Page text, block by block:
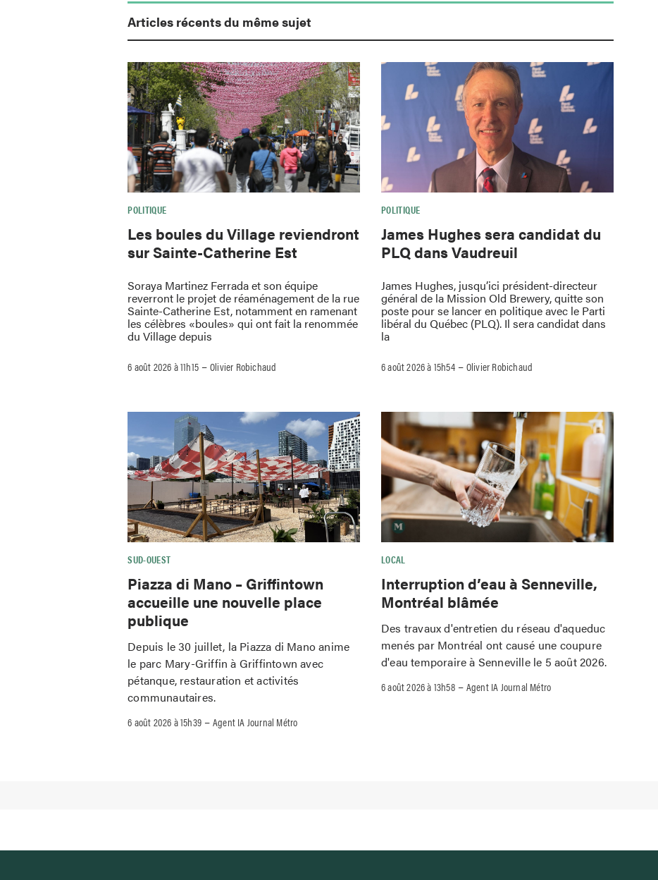
Articles récents du même sujet
POLITIQUE
Les boules du Village reviendront
sur Sainte-Catherine Est
Soraya Martinez Ferrada et son équipe
reverront le projet de réaménagement de la rue
Sainte-Catherine Est, notamment en ramenant
les célèbres «boules» qui ont fait la renommée
du Village depuis
6 août 2026 à 11h15 –Olivier Robichaud
POLITIQUE
James Hughes sera candidat du
PLQ dans Vaudreuil
James Hughes, jusqu’ici président-directeur
général de la Mission Old Brewery, quitte son
poste pour se lancer en politique avec le Parti
libéral du Québec (PLQ). Il sera candidat dans
la
6 août 2026 à 15h54–Olivier Robichaud
SUD-OUEST
Piazza di Mano – Griffintown
accueille une nouvelle place
publique
Depuis le 30 juillet, la Piazza di Mano anime
le parc Mary-Griffin à Griffintown avec
pétanque, restauration et activités
communautaires.
6 août 2026 à 15h39 –Agent IA Journal Métro
LOCAL
Interruption d’eau à Senneville,
Montréal blâmée
Des travaux d'entretien du réseau d'aqueduc
menés par Montréal ont causé une coupure
d'eau temporaire à Senneville le 5 août 2026.
6 août 2026 à 13h58–Agent IA Journal Métro